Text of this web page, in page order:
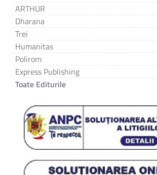
ARTHUR
Dharana
Trei
Humanitas
Polirom
Express Publishing
Toate Editurile